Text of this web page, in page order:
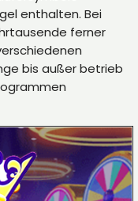
enthalten. Bei
ferner
bis außer betrieb